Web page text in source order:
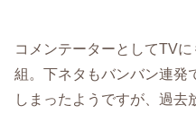
コメンテーターとしてTV
組。下ネタもバンバン連発
しまったようですが、過去